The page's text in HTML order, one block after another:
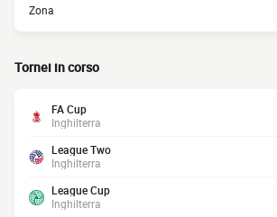
Zona
Tornei in corso
FA Cup
Inghilterra
League Two
Inghilterra
League Cup
Inghilterra